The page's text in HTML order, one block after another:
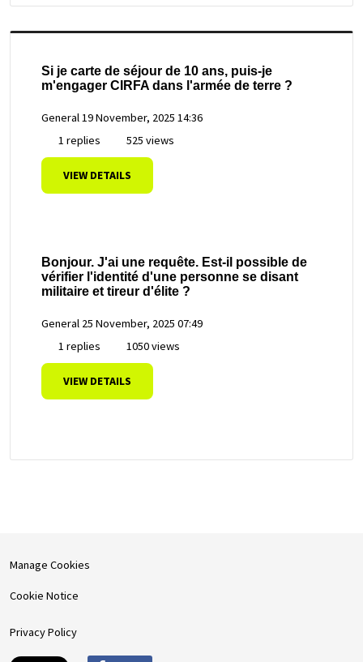
Si je carte de séjour de 10 ans, puis-je
m'engager CIRFA dans l'armée de terre ?
General19 November, 2025 14:36
1 replies
525 views
VIEW DETAILS
Bonjour. J'ai une requête. Est-il possible de
vérifier l'identité d'une personne se disant
militaire et tireur d'élite ?
General 25 November, 2025 07:49
1 replies
1050 views
VIEW DETAILS
Manage Cookies
Cookie Notice
Privacy Policy